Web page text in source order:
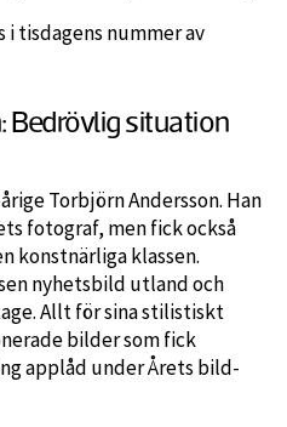
tisdagens nummer av
Bedrövlig situation
Torbjörn Andersson. Han
fotograf, men fick också
konstnärliga klassen.
nyhetsbild utland och
Allt för sina stilistiskt
bilder som fick
applåd under Årets bild-